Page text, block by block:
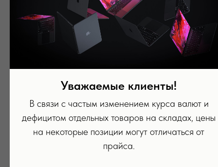
Уважаемые клиенты!
В связи с частым изменением курса валют и
дефицитом отдельных товаров на складах, цены
на некоторые позиции могут отличаться от
прайса.